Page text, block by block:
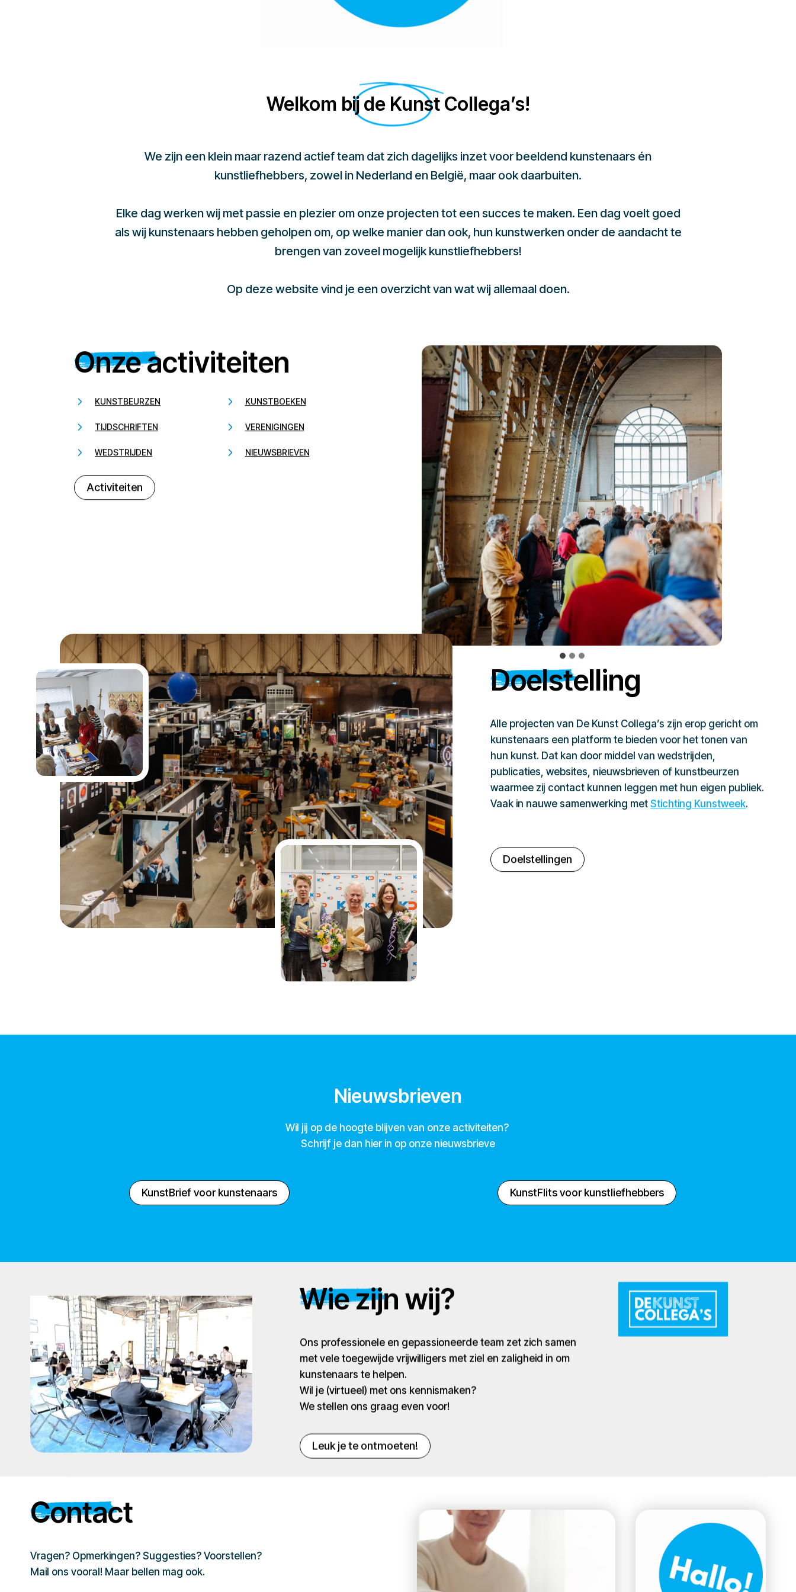
Welkom bij de Kunst Collega’s!
We zijn een klein maar razend actief team dat zich dagelijks inzet voor beeldend kunstenaars én
kunstliefhebbers, zowel in Nederland en België, maar ook daarbuiten.
Elke dag werken wij met passie en plezier om onze projecten tot een succes te maken. Een dag voelt goed
als wij kunstenaars hebben geholpen om, op welke manier dan ook, hun kunstwerken onder de aandacht te
brengen van zoveel mogelijk kunstliefhebbers!
Op deze website vind je een overzicht van wat wij allemaal doen.
Onze activiteiten
KUNSTBEURZEN KUNSTBOEKEN
TIJDSCHRIFTEN VERENIGINGEN
WEDSTRIJDEN NIEUWSBRIEVEN
Activiteiten
Doelstelling
Alle projecten van De Kunst Collega’s zijn erop gericht om
kunstenaars een platform te bieden voor het tonen van
hun kunst. Dat kan door middel van wedstrijden,
publicaties, websites, nieuwsbrieven of kunstbeurzen
waarmee zij contact kunnen leggen met hun eigen publiek.
Vaak in nauwe samenwerking metStichting Kunstweek.
Doelstellingen
Nieuwsbrieven
Wil jij op de hoogte blijven van onze activiteiten?
Schrijf je dan hier in op onze nieuwsbrieve
KunstBrief voor kunstenaars KunstFlits voor kunstliefhebbers
Wie zijn wij?
Ons professionele en gepassioneerde team zet zich samen
met vele toegewijde vrijwilligers met ziel en zaligheid in om
kunstenaars te helpen.
Wil je (virtueel) met ons kennismaken?
We stellen ons graag even voor!
Leuk je te ontmoeten!
Contact
Vragen? Opmerkingen? Suggesties? Voorstellen?
Mail ons vooral! Maar bellen mag ook.